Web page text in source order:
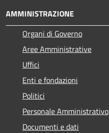
AMMINISTRAZIONE
Organi di Governo
Aree Amministrative
Uffici
Enti e fondazioni
Politici
Personale Amministrativo
Documenti e dati